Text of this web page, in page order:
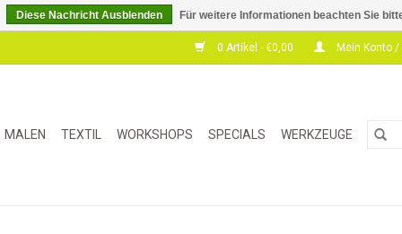
0 Artikel - €0,00 Mein Konto
MALEN TEXTIL WORKSHOPS SPECIALS WERKZEUGE
Diese Nachricht Ausblenden Für weitere Informationen beachten Sie